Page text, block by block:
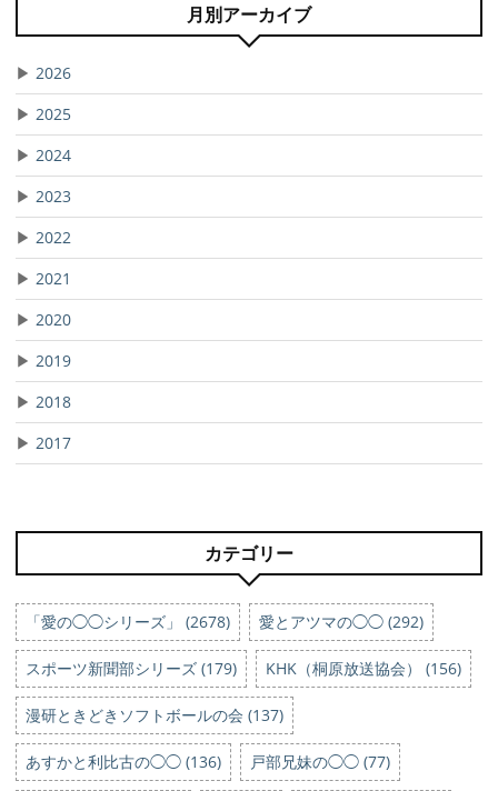
月別アーカイブ
▶ 2026
▶ 2025
▶ 2024
▶ 2023
▶ 2022
▶ 2021
▶ 2020
▶ 2019
▶ 2018
▶ 2017
カテゴリー
「愛の◯◯シリーズ」 (2678) 愛とアツマの◯◯ (292)
スポーツ新聞部シリーズ (179) KHK（桐原放送協会） (156)
漫研ときどきソフトボールの会 (137)
あすかと利比古の◯◯ (136) 戸部兄妹の◯◯ (77)